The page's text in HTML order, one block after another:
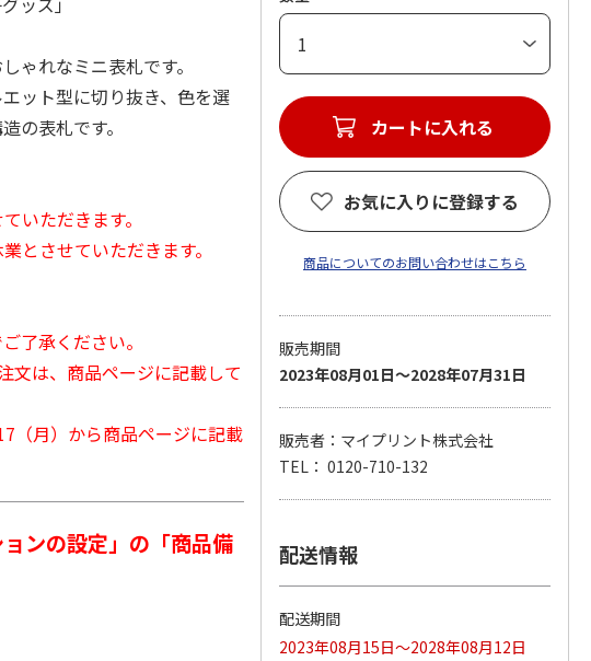
ゃれなミニ表札です。
ット型に切り抜き、色を選
の表札です。
いただきます。
とさせていただきます。
了承ください。
文は、商品ページに記載して
（月）から商品ページに記載
ンの設定」の「商品備
カートに入れる
お気に入りに登録する
商品についてのお問い合わせはこちら
販売期間
2023年08月01日～2028年07月31日
販売者：マイプリント株式会社
TEL： 0120-710-132
配送情報
配送期間
2023年08月15日～2028年08月12日